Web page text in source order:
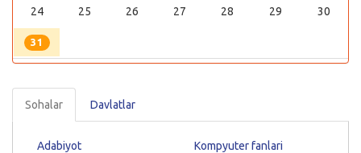
24 25 26 27 28 29 30
31
Sohalar Davlatlar
Adabiyot
Kompyuter fanlari